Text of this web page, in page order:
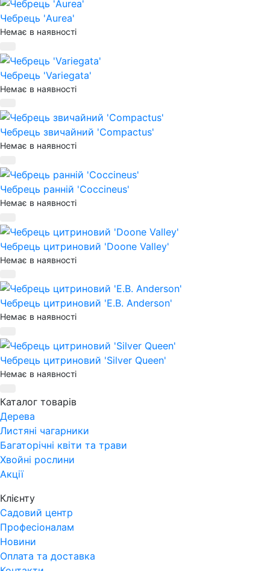
Чебрець 'Aurea'
Немає в наявності
Чебрець 'Variegata'
Немає в наявності
Чебрець звичайний 'Compactus'
Немає в наявності
Чебрець ранній 'Coccineus'
Немає в наявності
Чебрець цитриновий 'Doone Valley'
Немає в наявності
Чебрець цитриновий 'E.B. Anderson'
Немає в наявності
Чебрець цитриновий 'Silver Queen'
Немає в наявності
Каталог товарів
Дерева
Листяні чагарники
Багаторічні квіти та трави
Хвойні рослини
Акції
Клієнту
Садовий центр
Професіоналам
Новини
Оплата та доставка